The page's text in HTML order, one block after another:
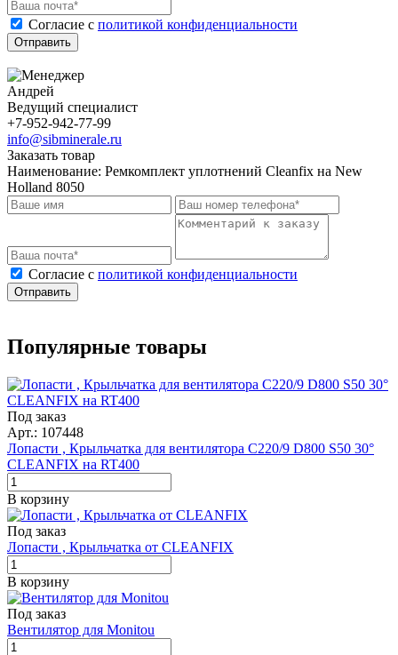
Cогласие с политикой конфиденциальности
Отправить
Андрей
Ведущий специалист
+7-952-942-77-99
info@sibminerale.ru
Заказать товар
Наименование: Ремкомплект уплотнений Cleanfix на New
Holland 8050
Cогласие с политикой конфиденциальности
Отправить
Популярные товары
Под заказ
Арт.: 107448
Лопасти , Крыльчатка для вентилятора C220/9 D800 S50 30°
CLEANFIX на RT400
В корзину
Под заказ
Лопасти , Крыльчатка от CLEANFIX
В корзину
Под заказ
Вентилятор для Monitou